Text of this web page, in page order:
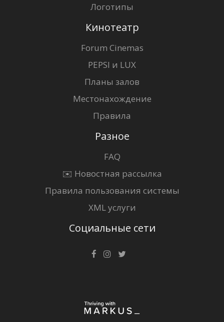
Логотипы
Кинотеатр
Forum Cinemas
PEPSI и LUX
Планы залов
Местонахождение
Правила
Разное
FAQ
✉️ Новостная рассылка
Правила пользования системы
XML услуги
Социальные сети